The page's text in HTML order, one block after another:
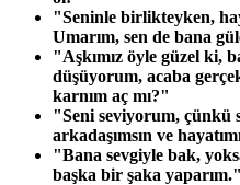
"Seninle birlikteyken,
Umarım, sen de bana
"Aşkımız öyle güzel ki,
düşüyorum, acaba
karnım aç mı?"
"Seni seviyorum, çünkü
arkadaşımsın ve
"Bana sevgiyle bak,
başka bir şaka yaparım."